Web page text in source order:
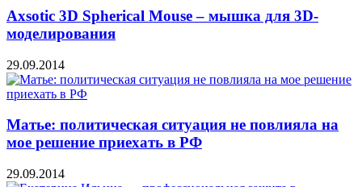
Axsotic 3D Spherical Mouse – мышка для 3D-
моделирования
29.09.2014
Матье: политическая ситуация не повлияла на
мое решение приехать в РФ
29.09.2014